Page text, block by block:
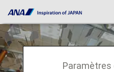
Paramètres